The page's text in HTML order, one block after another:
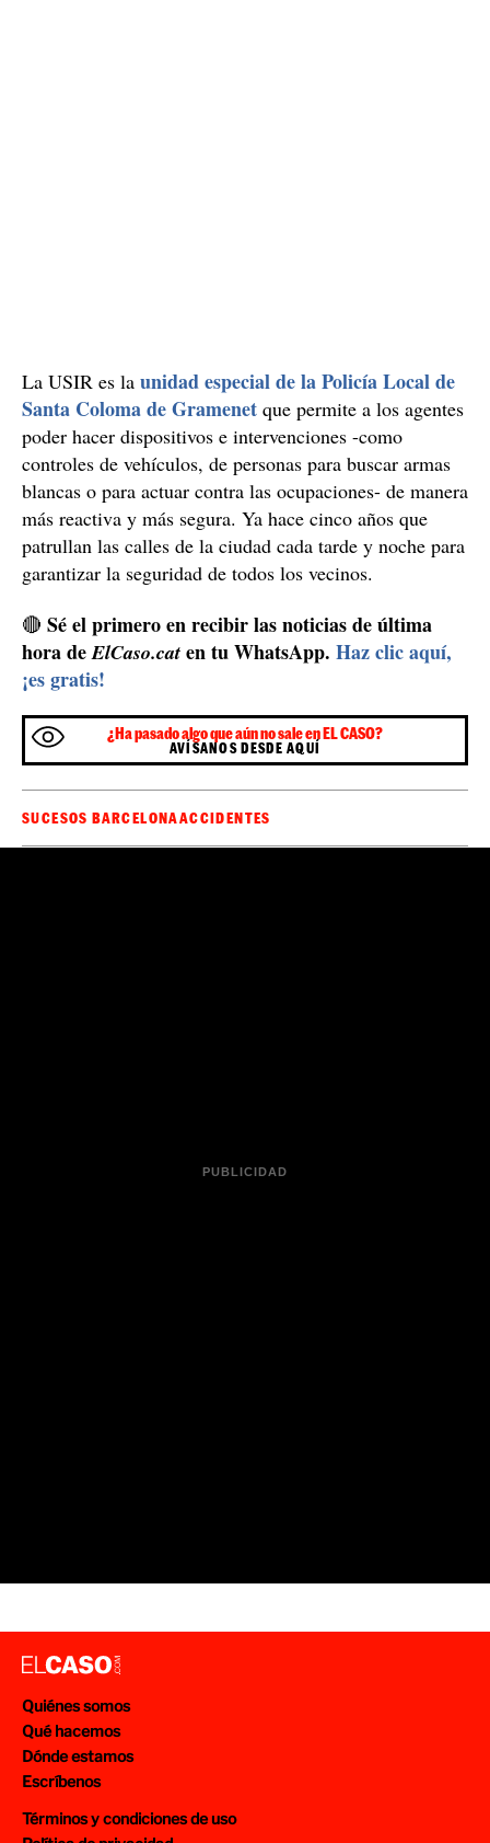
La USIR es la unidad especial de la Policía Local de
Santa Coloma de Gramenet que permite a los agentes
poder hacer dispositivos e intervenciones -como
controles de vehículos, de personas para buscar armas
blancas o para actuar contra las ocupaciones- de manera
más reactiva y más segura. Ya hace cinco años que
patrullan las calles de la ciudad cada tarde y noche para
garantizar la seguridad de todos los vecinos.
🔴 Sé el primero en recibir las noticias de última
hora deElCaso.cat en tu WhatsApp. Haz clic aquí,
¡es gratis!
¿Ha pasado algo que aún no sale en EL CASO?
AVÍSANOS DESDE AQUÍ
SUCESOS BARCELONAACCIDENTES
Quiénes somos
Qué hacemos
Dónde estamos
Escríbenos
Términos y condiciones de uso